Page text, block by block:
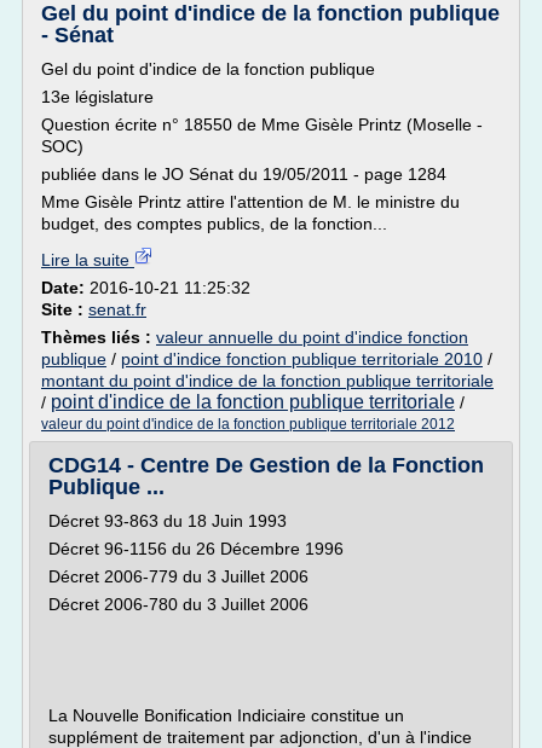
Gel du point d'indice de la fonction publique
- Sénat
Gel du point d'indice de la fonction publique
13e législature
Question écrite n° 18550 de Mme Gisèle Printz (Moselle -
SOC)
publiée dans le JO Sénat du 19/05/2011 - page 1284
Mme Gisèle Printz attire l'attention de M. le ministre du
budget, des comptes publics, de la fonction...
Lire la suite
Date: 2016-10-21 11:25:32
Site : senat.fr
Thèmes liés : valeur annuelle du point d'indice fonction
publique / point d'indice fonction publique territoriale 2010 /
montant du point d'indice de la fonction publique territoriale
/ point d'indice de la fonction publique territoriale /
valeur du point d'indice de la fonction publique territoriale 2012
CDG14 - Centre De Gestion de la Fonction
Publique ...
Décret 93-863 du 18 Juin 1993
Décret 96-1156 du 26 Décembre 1996
Décret 2006-779 du 3 Juillet 2006
Décret 2006-780 du 3 Juillet 2006
La Nouvelle Bonification Indiciaire constitue un
supplément de traitement par adjonction, d'un à l'indice